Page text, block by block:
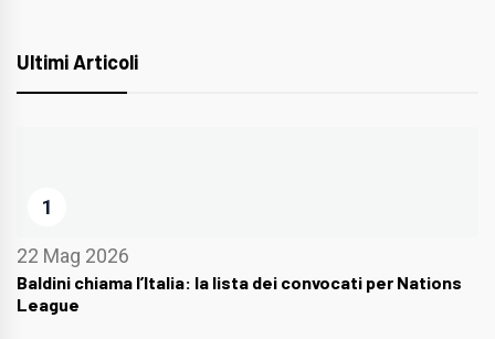
Ultimi Articoli
1
22 Mag 2026
Baldini chiama l’Italia: la lista dei convocati per Nations
League